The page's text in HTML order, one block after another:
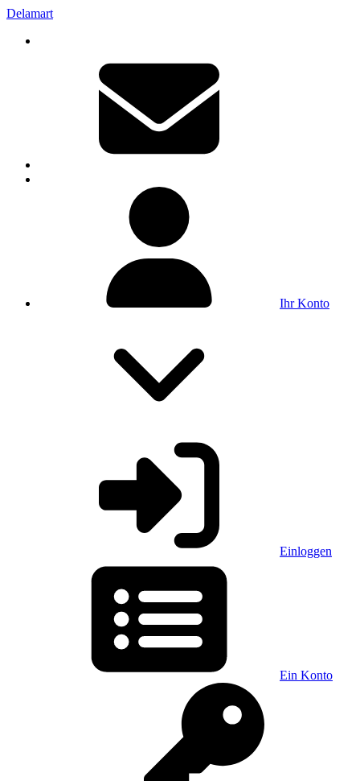
Delamart
Ihr Konto
Einloggen
Ein Konto